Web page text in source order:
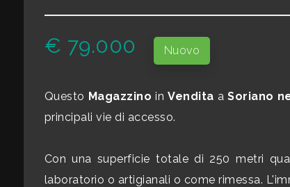
€ 79.000 Nuovo
Questo Magazzino inVendita aSoriano
principali vie di accesso.
Con una superficie totale di 250 metri
laboratorio o artigianali o come rimessa.